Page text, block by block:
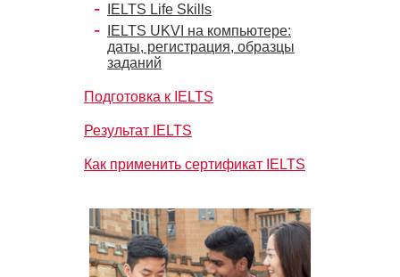
IELTS Life Skills
IELTS UKVI на компьютере:
даты, регистрация, образцы
заданий
Подготовка к IELTS
Результат IELTS
Как применить сертификат IELTS